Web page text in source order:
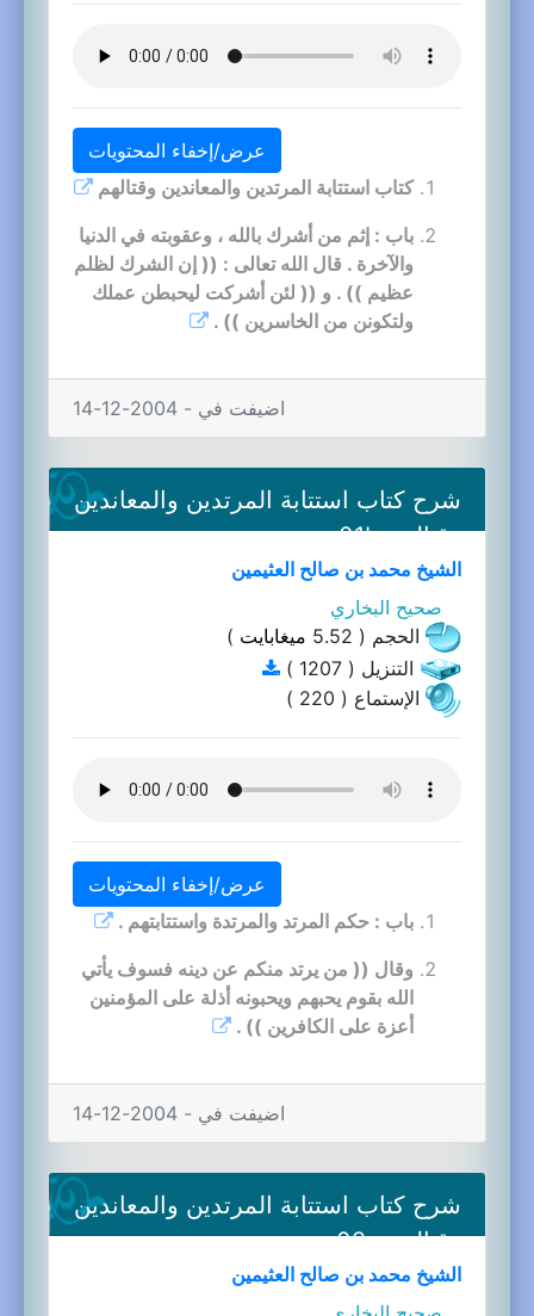
عرض/إخفاء المحتويات
كتاب استتابة المرتدين والمعاندين وقتالهم
باب : إثم من أشرك بالله ، وعقوبته في الدنيا
والآخرة . قال الله تعالى : (( إن الشرك لظلم
عظيم )) . و (( لئن أشركت ليحبطن عملك
ولتكونن من الخاسرين )) .
اضيفت في - 2004-12-14
شرح كتاب استتابة المرتدين والمعاندين
وقتالهم-01b
الشيخ محمد بن صالح العثيمين
صحيح البخاري
الحجم ( 5.52
ميغابايت )
التنزيل ( 1207 )
الإستماع ( 220 )
عرض/إخفاء المحتويات
باب : حكم المرتد والمرتدة واستتابتهم .
وقال (( من يرتد منكم عن دينه فسوف يأتي
الله بقوم يحبهم ويحبونه أذلة على المؤمنين
أعزة على الكافرين )) .
اضيفت في - 2004-12-14
شرح كتاب استتابة المرتدين والمعاندين
وقتالهم-02a
الشيخ محمد بن صالح العثيمين